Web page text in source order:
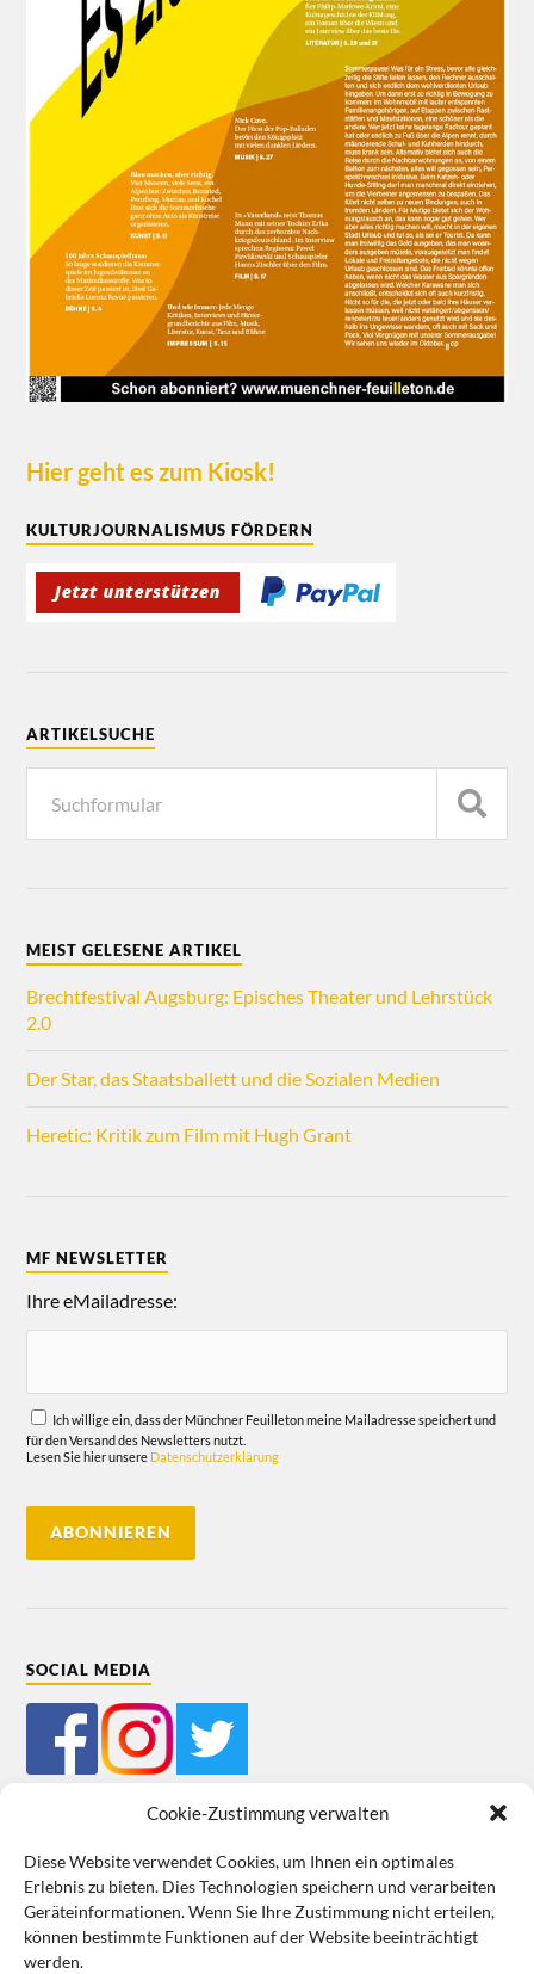
Cookie-Zustimmung verwalten
Diese Website verwendet Cookies, um Ihnen ein optimales
Erlebnis zu bieten. Dies Technologien speichern und verarbeiten
Geräteinformationen. Wenn Sie Ihre Zustimmung nicht erteilen,
können bestimmte Funktionen auf der Website beeinträchtigt
werden.
Hier geht es zum Kiosk!
KULTURJOURNALISMUS FÖRDERN
ARTIKELSUCHE
MEIST GELESENE ARTIKEL
Brechtfestival Augsburg: Episches Theater und Lehrstück
2.0
Der Star, das Staatsballett und die Sozialen Medien
Heretic: Kritik zum Film mit Hugh Grant
MF NEWSLETTER
Ihre eMailadresse:
Ich willige ein, dass der Münchner Feuilleton meine Mailadresse speichert und
für den Versand des Newsletters nutzt.
Lesen Sie hier unsere Datenschutzerklärung
SOCIAL MEDIA
Mein Bestellkonto Kundeninformationen Datenschutz
Cookie-Richtlinie (EU) Impressum